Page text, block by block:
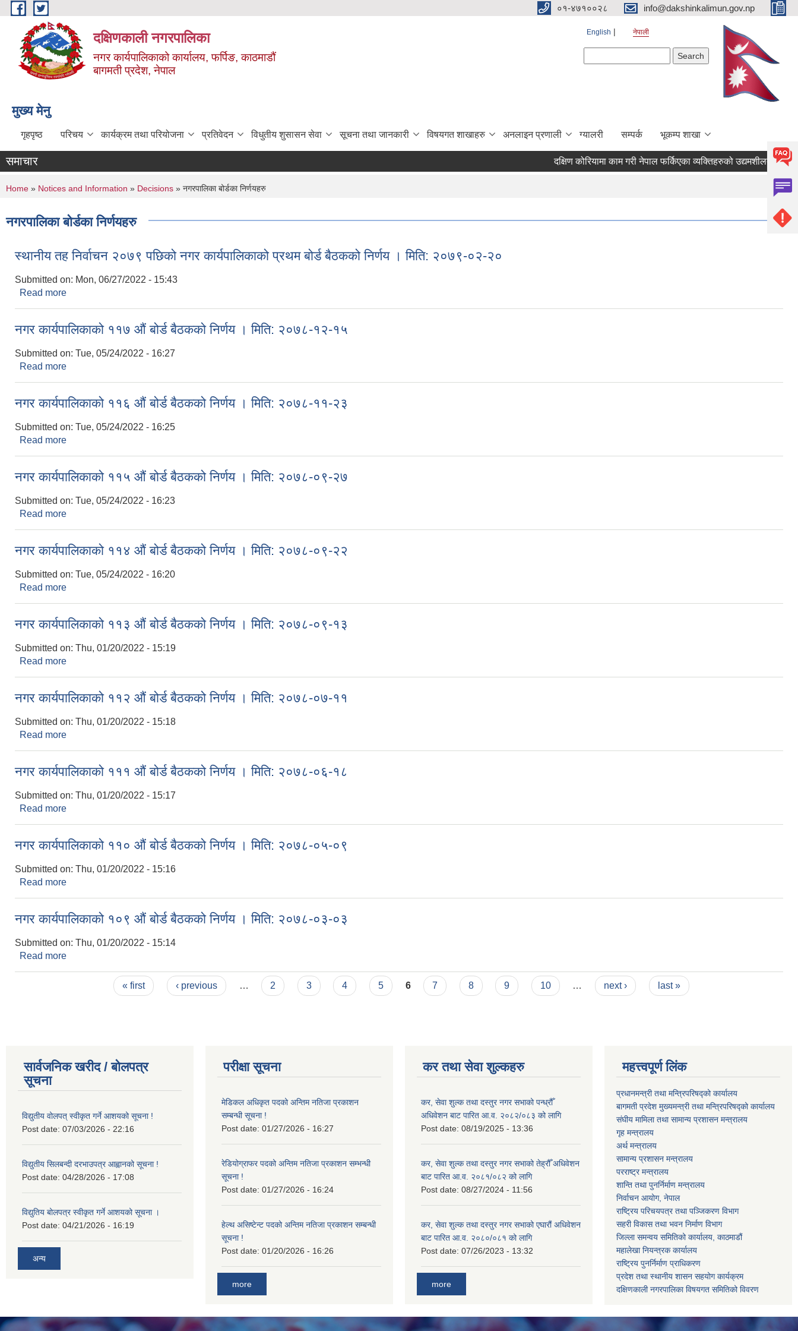
Skip to main content ०१-४७१००२८ info@dakshinkalimun.gov.np
दक्षिणकाली नगरपालिका
नगर कार्यपालिकाको कार्यालय, फर्पिङ, काठमाडौं
बागमती प्रदेश, नेपाल
English नेपाली
मुख्य मेनु
गृहपृष्ठ परिचय कार्यक्रम तथा परियोजना प्रतिवेदन विधुतीय शुसासन सेवा सूचना तथा जानकारी विषयगत शाखाहरु अनलाइन प्रणाली ग्यालरी सम्पर्क भूकम्प शाखा
समाचार दक्षिण कोरियामा काम गरी नेपाल फर्किएका व्यक्तिहरुको उद्यमशीलता
You are here
Home » Notices and Information » Decisions » नगरपालिका बोर्डका निर्णयहरु
नगरपालिका बोर्डका निर्णयहरु
स्थानीय तह निर्वाचन २०७९ पछिको नगर कार्यपालिकाको प्रथम बोर्ड बैठकको निर्णय । मिति: २०७९-०२-२०
Submitted on: Mon, 06/27/2022 - 15:43
Read more
नगर कार्यपालिकाको ११७ औं बोर्ड बैठकको निर्णय । मिति: २०७८-१२-१५
Submitted on: Tue, 05/24/2022 - 16:27
Read more
नगर कार्यपालिकाको ११६ औं बोर्ड बैठकको निर्णय । मिति: २०७८-११-२३
Submitted on: Tue, 05/24/2022 - 16:25
Read more
नगर कार्यपालिकाको ११५ औं बोर्ड बैठकको निर्णय । मिति: २०७८-०९-२७
Submitted on: Tue, 05/24/2022 - 16:23
Read more
नगर कार्यपालिकाको ११४ औं बोर्ड बैठकको निर्णय । मिति: २०७८-०९-२२
Submitted on: Tue, 05/24/2022 - 16:20
Read more
नगर कार्यपालिकाको ११३ औं बोर्ड बैठकको निर्णय । मिति: २०७८-०९-१३
Submitted on: Thu, 01/20/2022 - 15:19
Read more
नगर कार्यपालिकाको ११२ औं बोर्ड बैठकको निर्णय । मिति: २०७८-०७-११
Submitted on: Thu, 01/20/2022 - 15:18
Read more
नगर कार्यपालिकाको १११ औं बोर्ड बैठकको निर्णय । मिति: २०७८-०६-१८
Submitted on: Thu, 01/20/2022 - 15:17
Read more
नगर कार्यपालिकाको ११० औं बोर्ड बैठकको निर्णय । मिति: २०७८-०५-०९
Submitted on: Thu, 01/20/2022 - 15:16
Read more
नगर कार्यपालिकाको १०९ औं बोर्ड बैठकको निर्णय । मिति: २०७८-०३-०३
Submitted on: Thu, 01/20/2022 - 15:14
Read more
« first ‹ previous … 2 3 4 5 6 7 8 9 10 … next › last »
सार्वजनिक खरीद / बोलपत्र
सूचना
विद्युतीय वोलपत् स्वीकृत गर्ने आशयको सूचना !
Post date: 07/03/2026 - 22:16
विद्युतीय सिलबन्दी दरभाउपत्र आह्वानको सूचना !
Post date: 04/28/2026 - 17:08
विद्युतिय बोलपत्र स्वीकृत गर्ने आशयको सूचना ।
Post date: 04/21/2026 - 16:19
अन्य
परीक्षा सूचना
मेडिकल अधिकृत पदको अन्तिम नतिजा प्रकाशन
सम्बन्धी सूचना !
Post date: 01/27/2026 - 16:27
रेडियोग्राफर पदको अन्तिम नतिजा प्रकाशन सम्भन्धी
सूचना !
Post date: 01/27/2026 - 16:24
हेल्थ असिष्टेन्ट पदको अन्तिम नतिजा प्रकाशन सम्बन्धी
सूचना !
Post date: 01/20/2026 - 16:26
more
कर तथा सेवा शुल्कहरु
कर, सेवा शुल्क तथा दस्तुर नगर सभाको पन्ध्रौँ
अधिवेशन बाट पारित आ.व. २०८२/०८३ को लागि
Post date: 08/19/2025 - 13:36
कर, सेवा शुल्क तथा दस्तुर नगर सभाको तेह्रौँ अधिवेशन
बाट पारित आ.व. २०८१/०८२ को लागि
Post date: 08/27/2024 - 11:56
कर, सेवा शुल्क तथा दस्तुर नगर सभाको एघारौं अधिवेशन
बाट पारित आ.व. २०८०/०८१ को लागि
Post date: 07/26/2023 - 13:32
more
महत्त्वपूर्ण लिंक
प्रधानमन्त्री तथा मन्त्रिपरिषद्को कार्यालय
बागमती प्रदेश मुख्यमन्त्री तथा मन्त्रिपरिषद्को कार्यालय
संघीय मामिला तथा सामान्य प्रशासन मन्त्रालय
गृह मन्त्रालय
अर्थ मन्त्रालय
सामान्य प्रशासन मन्त्रालय
परराष्ट्र मन्त्रालय
शान्ति तथा पुनर्निर्माण मन्त्रालय
निर्वाचन आयोग, नेपाल
राष्ट्रिय परिचयपत्र तथा पञ्जिकरण विभाग
सहरी विकास तथा भवन निर्माण विभाग
जिल्ला समन्वय समितिको कार्यालय, काठमाडौं
महालेखा नियन्त्रक कार्यालय
राष्ट्रिय पुनर्निर्माण प्राधिकरण
प्रदेश तथा स्थानीय शासन सहयोग कार्यक्रम
दक्षिणकाली नगरपालिका विषयगत समितिको विवरण